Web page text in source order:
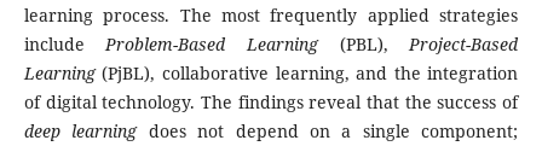
learning process. The most frequently applied strategies
includeProblem-Based Learning(PBL),Project-Based
Learning(PjBL), collaborative learning, and the integration
of digital technology. The findings reveal that the success of
deep learningdoes not depend on a single component;